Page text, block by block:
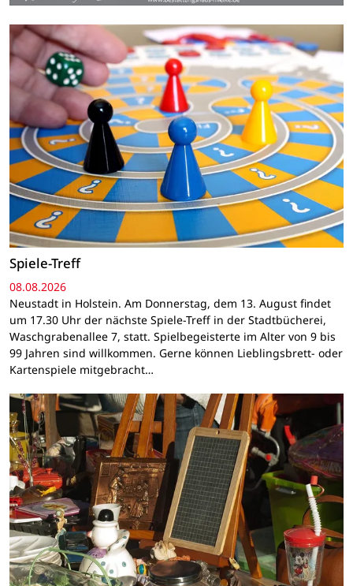
Spiele-Treff
08.08.2026
Neustadt in Holstein. Am Donnerstag, dem 13. August findet
um 17.30 Uhr der nächste Spiele-Treff in der Stadtbücherei,
Waschgrabenallee 7, statt. Spielbegeisterte im Alter von 9 bis
99 Jahren sind willkommen. Gerne können Lieblingsbrett- oder
Kartenspiele mitgebracht…